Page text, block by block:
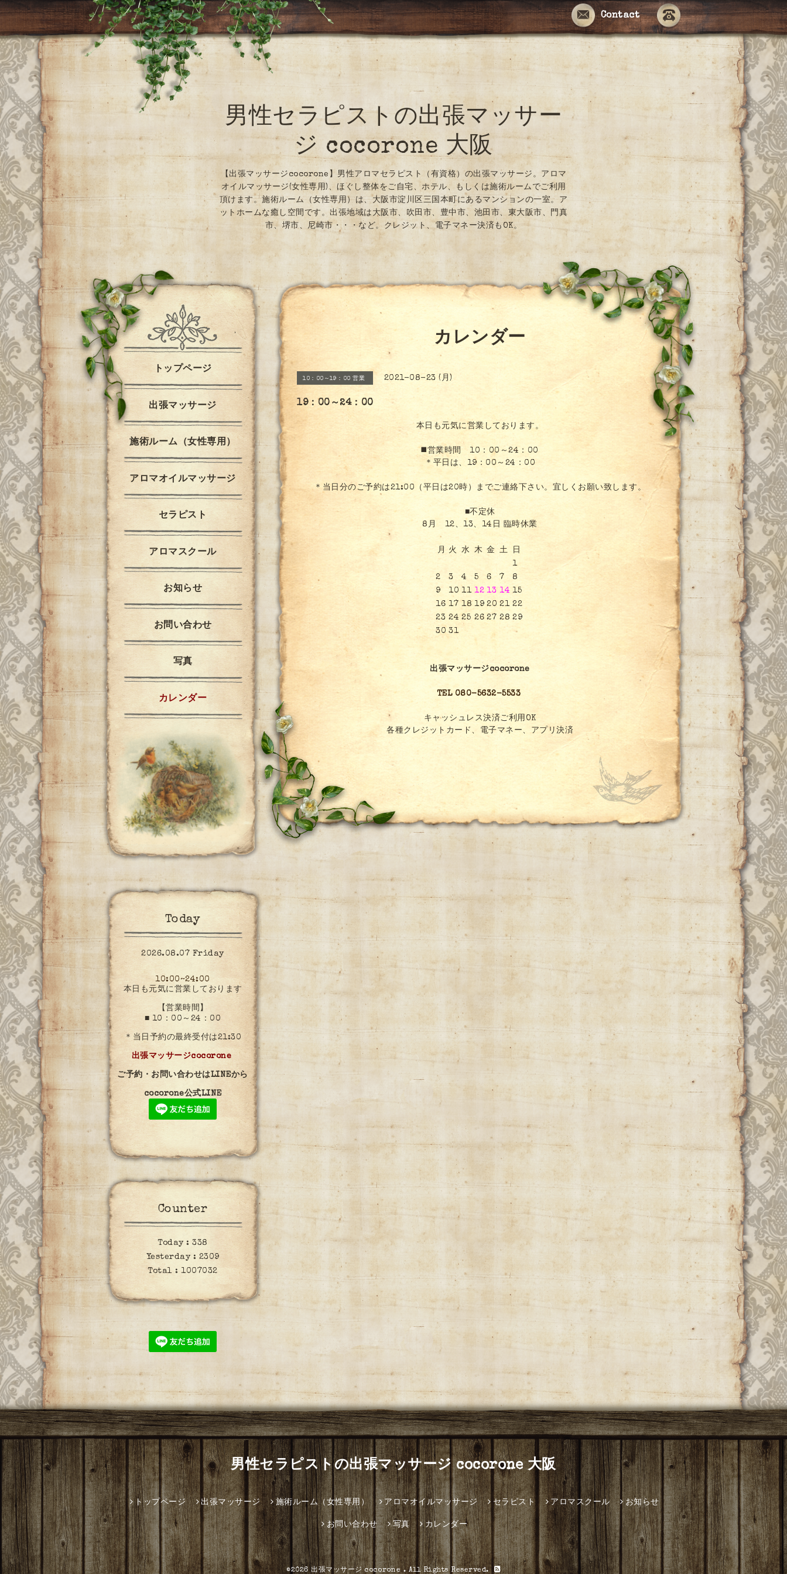
Contact
男性セラピストの出張マッサー
ジ cocorone 大阪
【出張マッサージcocorone】男性アロマセラピスト（有資格）の出張マッサージ。アロマ
オイルマッサージ(女性専用)、ほぐし整体をご自宅、ホテル、もしくは施術ルームでご利用
頂けます。施術ルーム（女性専用）は、大阪市淀川区三国本町にあるマンションの一室。ア
ットホームな癒し空間です。出張地域は大阪市、吹田市、豊中市、池田市、東大阪市、門真
市、堺市、尼崎市・・・など。クレジット、電子マネー決済もOK。
カレンダー
10：00～19：00 営業 2021-08-23 (月)
19：00～24：00
本日も元気に営業しております。
◼️営業時間 10：00～24：00
＊平日は、19：00～24：00
＊当日分のご予約は21:00（平日は20時）までご連絡下さい。宜しくお願い致します。
■不定休
8月 12、13、14日 臨時休業
月 火 水 木 金 土
日
1
2
3 4 5 6 7
8
9
10 11 12 13 14 15
16 17 18 19 20 21 22
23 24 25 26 27 28 29
30 31
出張マッサージcocorone
TEL 080-5632-5533
キャッシュレス決済ご利用OK
各種クレジットカード、電子マネー、アプリ決済
トップページ
出張マッサージ
施術ルーム（女性専用）
アロマオイルマッサージ
セラピスト
アロマスクール
お知らせ
お問い合わせ
写真
カレンダー
Today
2026.08.07 Friday
10:00~24:00
本日も元気に営業しております
【営業時間】
■ 10：00～24：00
＊当日予約の最終受付は21:30
出張マッサージcocorone
ご予約・お問い合わせはLINEから
cocorone公式LINE
Counter
Today :338
Yesterday : 2309
Total :1007032
男性セラピストの出張マッサージ cocorone 大阪
トップページ 出張マッサージ 施術ルーム（女性専用） アロマオイルマッサージ セラピスト アロマスクール お知らせ
お問い合わせ 写真 カレンダー
©2026出張マッサージ cocorone. All Rights Reserved.